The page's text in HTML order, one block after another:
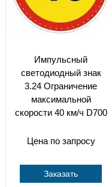
Импульсный
светодиодный знак
3.24 Ограничение
максимальной
скорости 40 км/ч D700
Цена по запросу
Заказать